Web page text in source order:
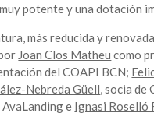
potente y una dotación
más reducida y
Joan Clos Matheu como
del COAPI BCN;
Nebreda Güell, socia de
e Ignasi Roselló